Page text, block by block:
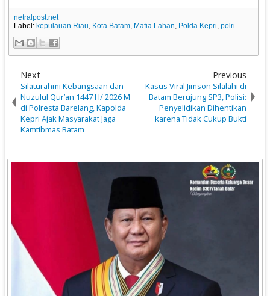
netralpost.net
Label: kepulauan Riau, Kota Batam, Mafia Lahan, Polda Kepri,polri
Next
Silaturahmi Kebangsaan dan
Nuzulul Qur’an 1447 H/ 2026 M
di Polresta Barelang, Kapolda
Kepri Ajak Masyarakat Jaga
Kamtibmas Batam
Previous
Kasus Viral Jimson Silalahi di
Batam Berujung SP3, Polisi:
Penyelidikan Dihentikan
karena Tidak Cukup Bukti